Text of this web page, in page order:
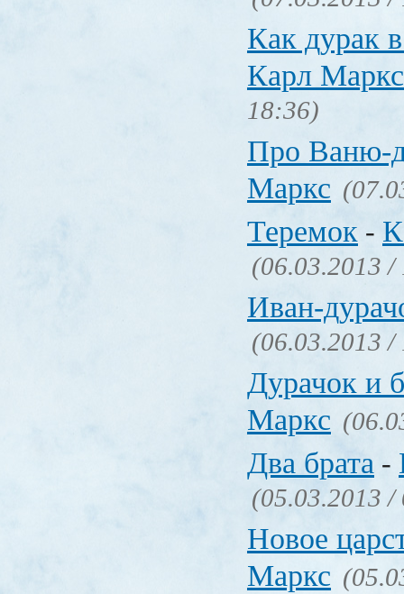
Как дурак
Карл Маркс
18:36)
Про Ваню-
Маркс
Теремок -
(06.03.2013 /
Иван-
(06.03.2013 /
Дурачок и
Маркс
Два брата -
(05.03.2013 /
Новое
Маркс